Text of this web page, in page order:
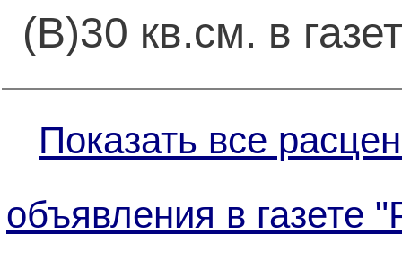
(В)30 кв.см. в
Показать все
объявления в газете